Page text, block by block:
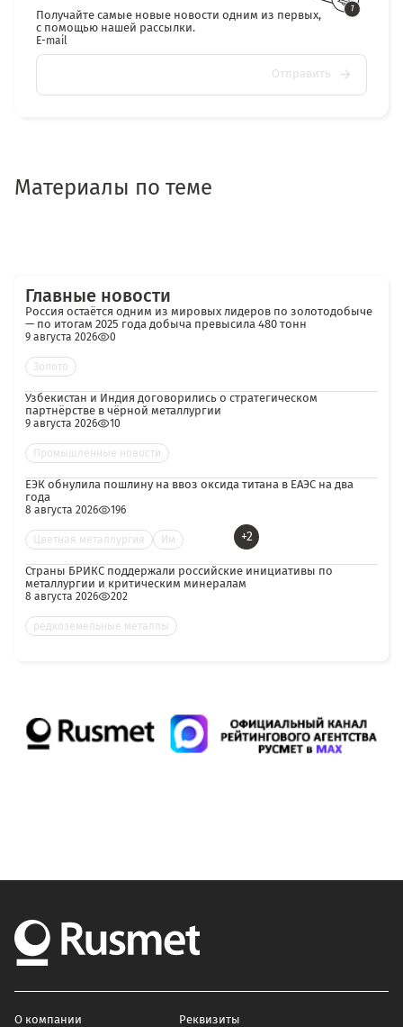
Получайте самые новые новости одним из первых,
с помощью нашей рассылки.
E-mail
Отправить
Материалы по теме
Главные новости
Россия остаётся одним из мировых лидеров по золотодобыче
— по итогам 2025 года добыча превысила 480 тонн
9 августа 2026 0
Золото
Узбекистан и Индия договорились о стратегическом
партнёрстве в чёрной металлургии
9 августа 2026 10
Промышленные новости
ЕЭК обнулила пошлину на ввоз оксида титана в ЕАЭС на два
года
8 августа 2026 196
Цветная металлургия Им +2
Страны БРИКС поддержали российские инициативы по
металлургии и критическим минералам
8 августа 2026 202
редкоземельные металлы
О компании Реквизиты